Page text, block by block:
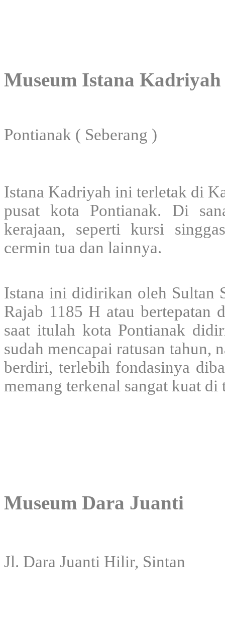
Museum Istana Kadriyah
Pontianak ( Seberang )
Istana Kadriyah ini terletak di
pusat kota Pontianak. Di
kerajaan, seperti kursi
cermin tua dan lainnya.
Istana ini didirikan oleh Sultan
Rajab 1185 H atau bertepatan
saat itulah kota Pontianak
sudah mencapai ratusan tahun,
berdiri, terlebih fondasinya
memang terkenal sangat kuat
Museum Dara Juanti
Jl. Dara Juanti Hilir, Sintan